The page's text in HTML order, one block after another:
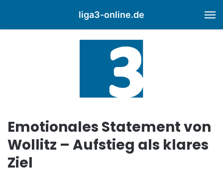
liga3-online.de
Emotionales Statement von
Wollitz – Aufstieg als klares
Ziel